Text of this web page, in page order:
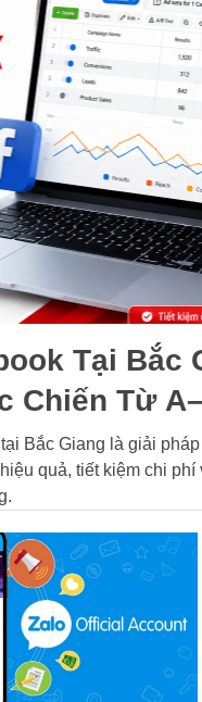
Tại Bắc
Chiến Từ
Bắc Giang là giải
quả, tiết kiệm chi phí